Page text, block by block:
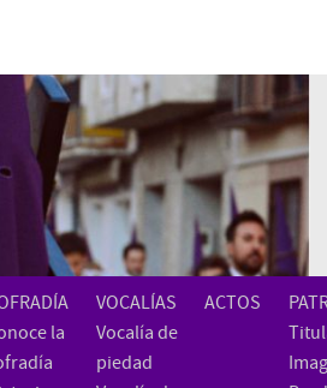
la
VOCALÍAS
Vocalía de
piedad
ACTOS